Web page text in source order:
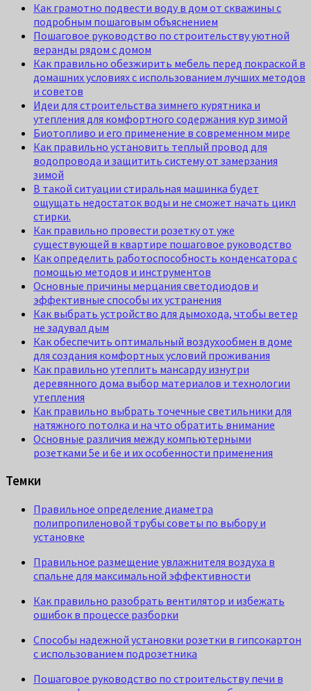
Как грамотно подвести воду в дом от скважины с
подробным пошаговым объяснением
Пошаговое руководство по строительству уютной
веранды рядом с домом
Как правильно обезжирить мебель перед покраской в
домашних условиях с использованием лучших методов
и советов
Идеи для строительства зимнего курятника и
утепления для комфортного содержания кур зимой
Биотопливо и его применение в современном мире
Как правильно установить теплый провод для
водопровода и защитить систему от замерзания
зимой
В такой ситуации стиральная машинка будет
ощущать недостаток воды и не сможет начать цикл
стирки.
Как правильно провести розетку от уже
существующей в квартире пошаговое руководство
Как определить работоспособность конденсатора с
помощью методов и инструментов
Основные причины мерцания светодиодов и
эффективные способы их устранения
Как выбрать устройство для дымохода, чтобы ветер
не задувал дым
Как обеспечить оптимальный воздухообмен в доме
для создания комфортных условий проживания
Как правильно утеплить мансарду изнутри
деревянного дома выбор материалов и технологии
утепления
Как правильно выбрать точечные светильники для
натяжного потолка и на что обратить внимание
Основные различия между компьютерными
розетками 5e и 6e и их особенности применения
Темки
Правильное определение диаметра
полипропиленовой трубы советы по выбору и
установке
Правильное размещение увлажнителя воздуха в
спальне для максимальной эффективности
Как правильно разобрать вентилятор и избежать
ошибок в процессе разборки
Способы надежной установки розетки в гипсокартон
с использованием подрозетника
Пошаговое руководство по строительству печи в